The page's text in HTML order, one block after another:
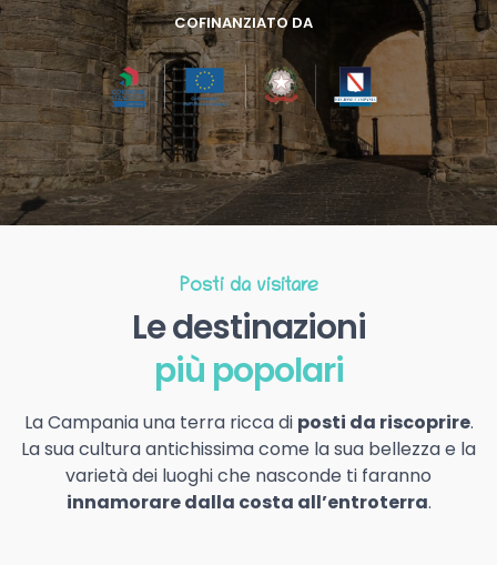
COFINANZIATO DA
Posti da visitare
Le destinazioni
più popolari
La Campania una terra ricca di posti da riscoprire.
La sua cultura antichissima come la sua bellezza e la
varietà dei luoghi che nasconde ti faranno
innamorare dalla costa all’entroterra.